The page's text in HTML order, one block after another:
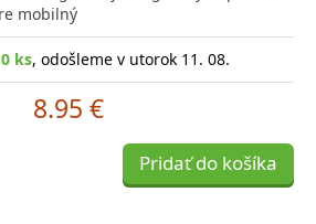
mobilný
ks, odošleme v utorok 11. 08.
8.95 €
Pridať do košíka